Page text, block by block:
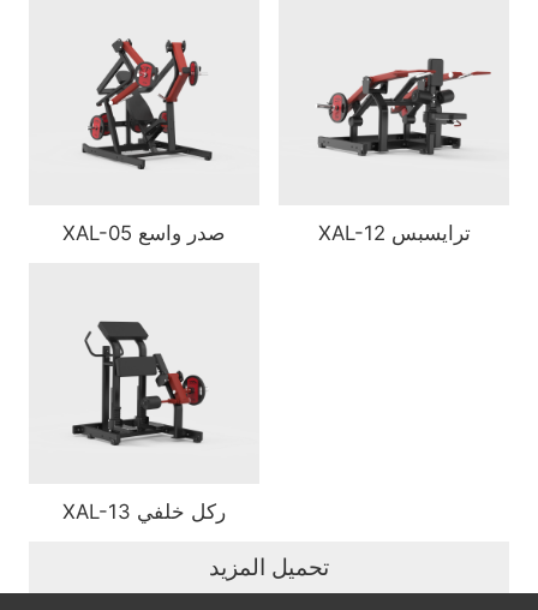
XAL-05 صدر واسع XAL-12 ترايسبس
XAL-13 ركل خلفي
تحميل المزيد